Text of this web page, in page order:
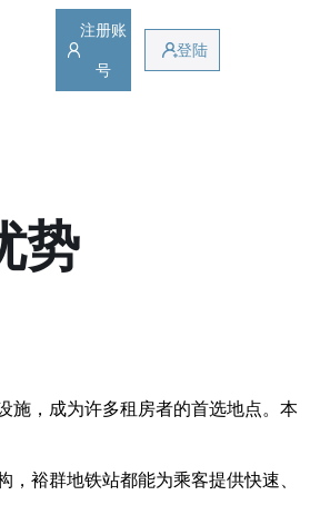
注册账
号
登陆
势
施，成为许多租房者的首选地点。本
裕群地铁站都能为乘客提供快速、